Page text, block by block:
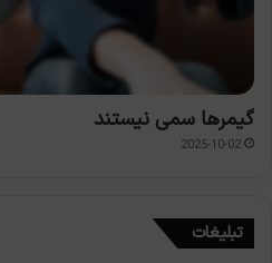
گیمرها سمی نیستند
2025-10-02
تبلیغات